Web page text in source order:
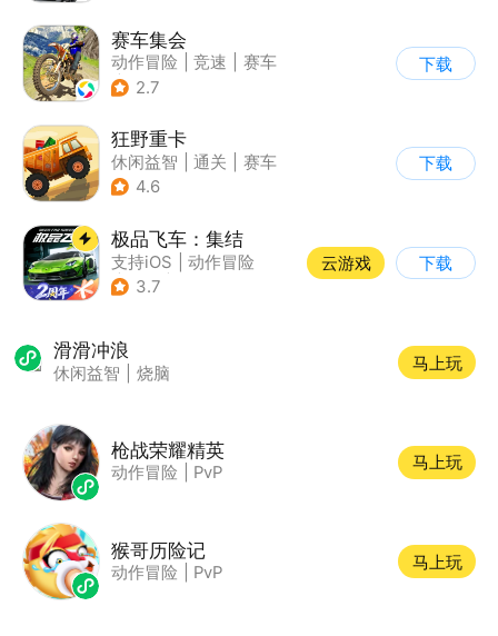
赛车集会
动作冒险 竞速
赛车
| 写实
2.7
下载
狂野重卡
休闲益智 通关
赛车
4.6
下载
极品飞车：集结
支持iOS
动作冒险
| 竞速
3.7
云游戏 下载
滑滑冲浪
休闲益智 烧脑
马上玩
枪战荣耀精英
动作冒险 PvP
马上玩
猴哥历险记
动作冒险 PvP
马上玩